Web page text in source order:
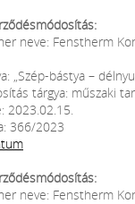
neve: Fenstherm
„Szép-bástya –
tárgya: műszaki
2023.02.15.
366/2023
neve: Fenstherm